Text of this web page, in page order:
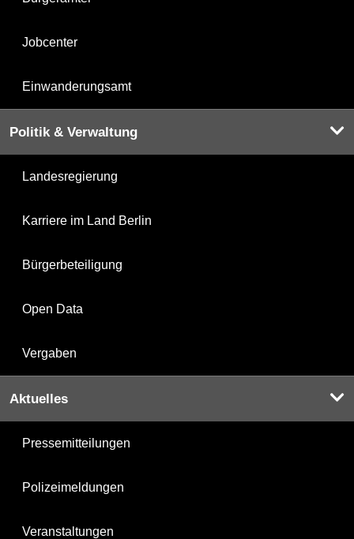
Jobcenter
Einwanderungsamt
Politik & Verwaltung
Landesregierung
Karriere im Land Berlin
Bürgerbeteiligung
Open Data
Vergaben
Aktuelles
Pressemitteilungen
Polizeimeldungen
Veranstaltungen